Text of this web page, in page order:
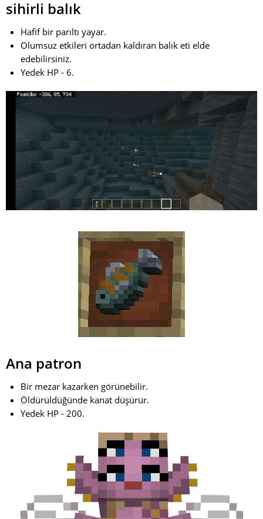
sihirli balık
Hafif bir parıltı yayar.
Olumsuz etkileri ortadan kaldıran balık eti elde
edebilirsiniz.
Yedek HP - 6.
Ana patron
Bir mezar kazarken görünebilir.
Öldürüldüğünde kanat düşürür.
Yedek HP - 200.